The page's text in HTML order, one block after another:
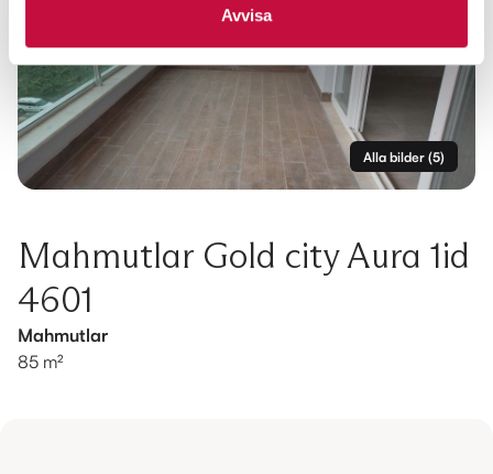
Avvisa
Alla bilder (5)
Mahmutlar Gold city Aura 1id
4601
Mahmutlar
85 m²